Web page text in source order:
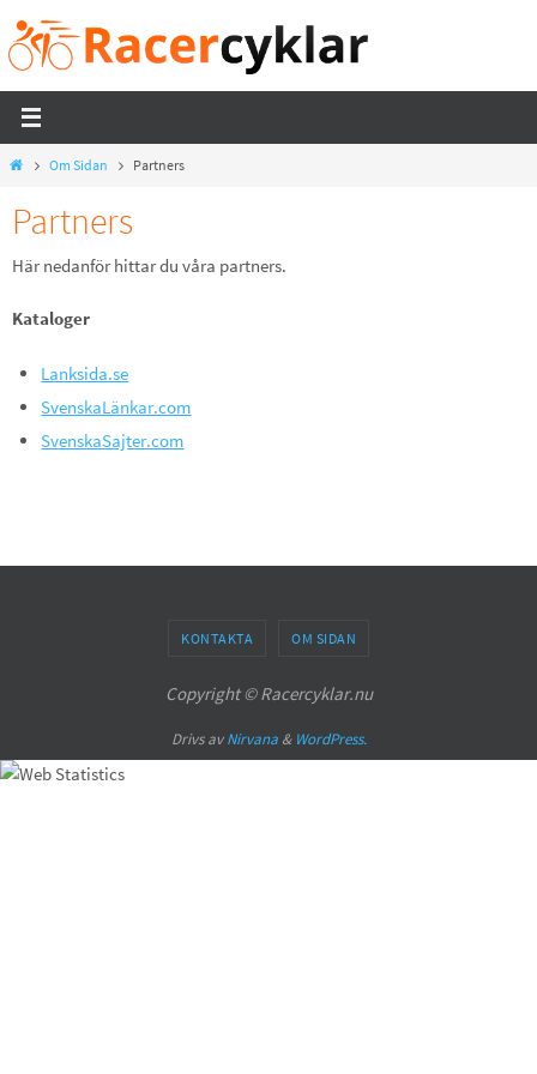
till
innehållet
HomeOm Sidan Partners
Partners
Här nedanför hittar du våra partners.
Kataloger
Lanksida.se
SvenskaLänkar.com
SvenskaSajter.com
KONTAKTA OM SIDAN
Copyright © Racercyklar.nu
Drivs avNirvana& WordPress.